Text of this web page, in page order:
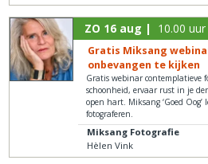
ZO 16 aug | 10.00 uur
Gratis Miksang
onbevangen te kijken
Gratis webinar contemplatieve
schoonheid, ervaar rust in je
open hart. Miksang ‘Goed
fotograferen.
Miksang Fotografie
Hèlen Vink